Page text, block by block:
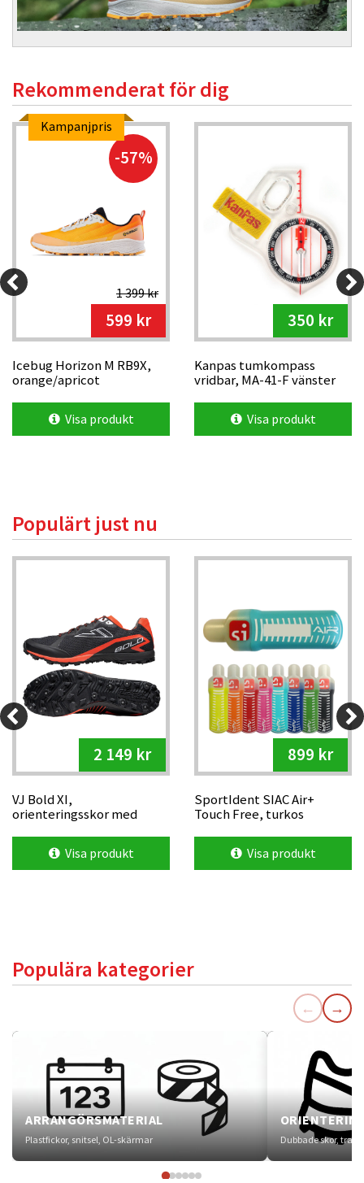
Rekommenderat för dig
Kampanjpris
-57%
1 399 kr
599 kr
Icebug Horizon M RB9X,
orange/apricot
Visa produkt
350 kr
Kanpas tumkompass
vridbar, MA-41-F vänster
Visa produkt
Populärt just nu
2 149 kr
VJ Bold XI,
orienteringsskor med
Visa produkt
899 kr
SportIdent SIAC Air+
Touch Free, turkos
Visa produkt
Populära kategorier
← →
ARRANGÖRSMATERIAL
Plastfickor, snitsel, OL-skärmar Dubbade skor,